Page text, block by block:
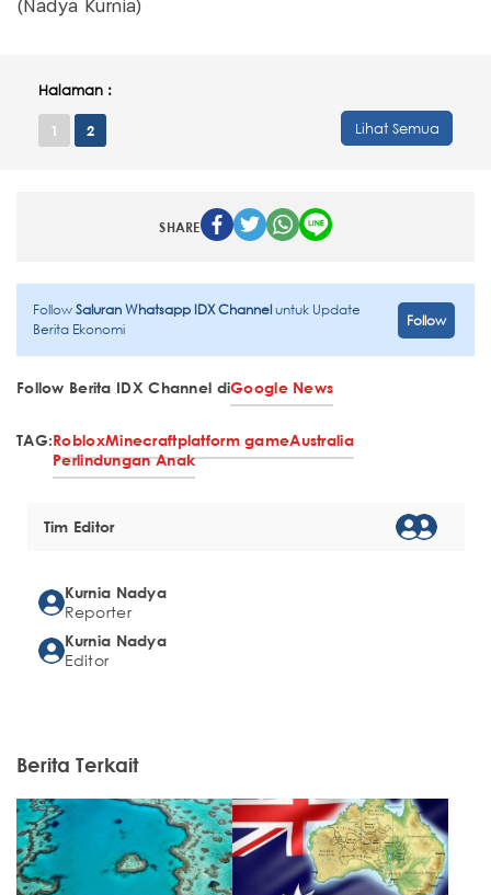
(Nadya Kurnia)
Halaman :
1 2 Lihat Semua
SHARE
FollowSaluran Whatsapp IDX Channeluntuk Update
Berita Ekonomi
Follow
Follow Berita IDX Channel diGoogle News
TAG:RobloxMinecraftplatform gameAustralia
Perlindungan Anak
Tim Editor
Kurnia Nadya
Reporter
Kurnia Nadya
Editor
Berita Terkait